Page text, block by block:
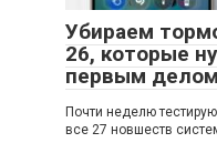
Убираем
26, которые
первым
Почти неделю
все 27 новшеств